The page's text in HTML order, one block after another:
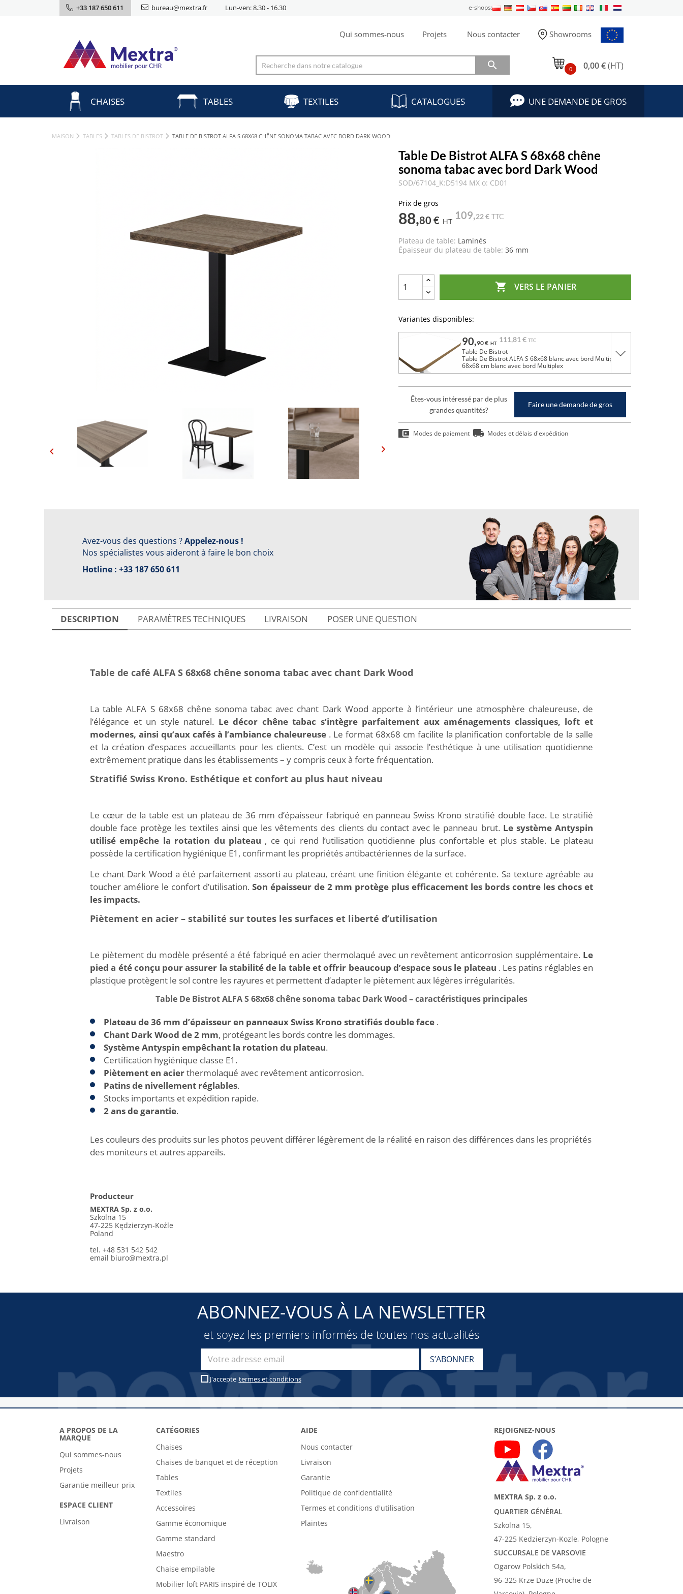
+33 187 650 611 bureau@mextra.fr Lun-ven: 8.30 - 16.30 e-shops:
Qui sommes-nous Projets Nous contacter Showrooms
 0 0,00 €(HT)
CHAISES TABLES TEXTILES CATALOGUES UNE DEMANDE DE GROS
MAISON TABLES TABLES DE BISTROT TABLE DE BISTROT ALFA S 68X68 CHÊNE SONOMA TABAC AVEC BORD DARK WOOD
Table De Bistrot ALFA S 68x68 chêne
sonoma tabac avec bord Dark Wood
SOD/67104_K:D5194 MX o: CD01
Prix de gros
88,80 € HT
109,22 € TTC
Plateau de table: Laminés
Épaisseur du plateau de table: 36 mm
 VERS LE PANIER
Variantes disponibles:
90,90 € HT 111,81 € TTC
Table De Bistrot
Table De Bistrot ALFA S 68x68 blanc avec bord Multiplex
68x68 cm blanc avec bord Multiplex
Êtes-vous intéressé par de plus
grandes quantités?
Faire une demande de gros
Modes de paiement Modes et délais d'expédition
Avez-vous des questions ?Appelez-nous !
Nos spécialistes vous aideront à faire le bon choix
Hotline : +33 187 650 611
DESCRIPTION PARAMÈTRES TECHNIQUES LIVRAISON POSER UNE QUESTION
Table de café ALFA S 68x68 chêne sonoma tabac avec chant Dark Wood
La table ALFA S 68x68 chêne sonoma tabac avec chant Dark Wood apporte à l’intérieur une atmosphère chaleureuse, de
l’élégance et un style naturel. Le décor chêne tabac s’intègre parfaitement aux aménagements classiques, loft et
modernes, ainsi qu’aux cafés à l’ambiance chaleureuse . Le format 68x68 cm facilite la planification confortable de la salle
et la création d’espaces accueillants pour les clients. C’est un modèle qui associe l’esthétique à une utilisation quotidienne
extrêmement pratique dans les établissements – y compris ceux à forte fréquentation.
Stratifié Swiss Krono. Esthétique et confort au plus haut niveau
Le cœur de la table est un plateau de 36 mm d’épaisseur fabriqué en panneau Swiss Krono stratifié double face. Le stratifié
double face protège les textiles ainsi que les vêtements des clients du contact avec le panneau brut. Le système Antyspin
utilisé empêche la rotation du plateau , ce qui rend l’utilisation quotidienne plus confortable et plus stable. Le plateau
possède la certification hygiénique E1, confirmant les propriétés antibactériennes de la surface.
Le chant Dark Wood a été parfaitement assorti au plateau, créant une finition élégante et cohérente. Sa texture agréable au
toucher améliore le confort d’utilisation. Son épaisseur de 2 mm protège plus efficacement les bords contre les chocs et
les impacts.
Piètement en acier – stabilité sur toutes les surfaces et liberté d’utilisation
Le piètement du modèle présenté a été fabriqué en acier thermolaqué avec un revêtement anticorrosion supplémentaire. Le
pied a été conçu pour assurer la stabilité de la table et offrir beaucoup d’espace sous le plateau . Les patins réglables en
plastique protègent le sol contre les rayures et permettent d’adapter le piètement aux légères irrégularités.
Table De Bistrot ALFA S 68x68 chêne sonoma tabac Dark Wood – caractéristiques principales
Plateau de 36 mm d’épaisseur en panneaux Swiss Krono stratifiés double face .
Chant Dark Wood de 2 mm, protégeant les bords contre les dommages.
Système Antyspin empêchant la rotation du plateau.
Certification hygiénique classe E1.
Piètement en acierthermolaqué avec revêtement anticorrosion.
Patins de nivellement réglables.
Stocks importants et expédition rapide.
2 ans de garantie.
Les couleurs des produits sur les photos peuvent différer légèrement de la réalité en raison des différences dans les propriétés
des moniteurs et autres appareils.
Producteur
MEXTRA Sp. z o.o.
Szkolna 15
47-225 Kędzierzyn-Koźle
Poland
tel. +48 531 542 542
email biuro@mextra.pl
ABONNEZ-VOUS À LA NEWSLETTER
et soyez les premiers informés de toutes nos actualités
J'accepte termes et conditions
A PROPOS DE LA
MARQUE
Qui sommes-nous
Projets
Garantie meilleur prix
ESPACE CLIENT
Livraison
CATÉGORIES
Chaises
Chaises de banquet et de réception
Tables
Textiles
Accessoires
Gamme économique
Gamme standard
Maestro
Chaise empilable
Mobilier loft PARIS inspiré de TOLIX
AIDE
Nous contacter
Livraison
Garantie
Politique de confidentialité
Termes et conditions d'utilisation
Plaintes
REJOIGNEZ-NOUS
MEXTRA Sp. z o.o.
QUARTIER GÉNÉRAL
Szkolna 15,
47-225 Kedzierzyn-Kozle, Pologne
SUCCURSALE DE VARSOVIE
Ogarow Polskich 54a,
96-325 Krze Duze (Proche de